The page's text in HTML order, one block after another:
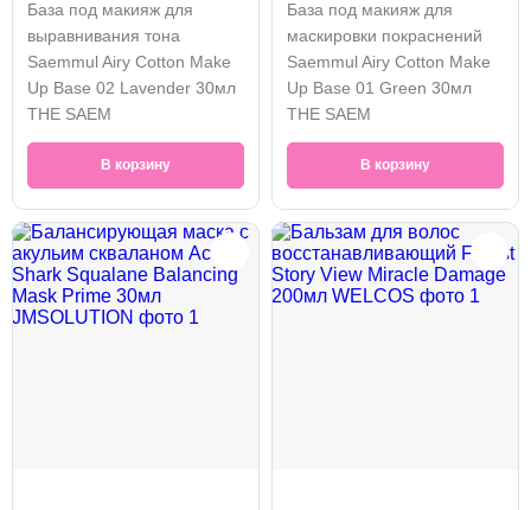
База под макияж для
выравнивания тона
Saemmul Airy Cotton Make
Up Base 02 Lavender 30мл
THE SAEM
В корзину
База под макияж для
маскировки покраснений
Saemmul Airy Cotton Make
Up Base 01 Green 30мл
THE SAEM
В корзину